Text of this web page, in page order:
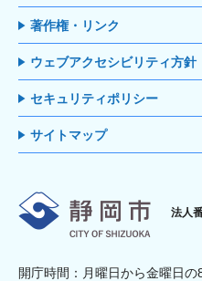
著作権・リンク
ウェブアクセシビリティ方針
セキュリティポリシー
サイトマップ
静法人
開庁時間：月曜日から金曜日